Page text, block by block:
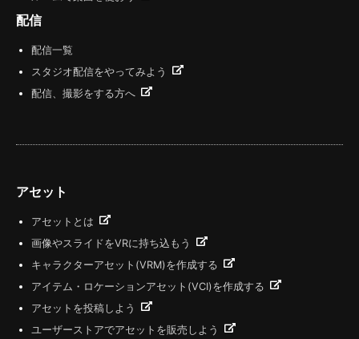
配信
配信一覧
スタジオ配信をやってみよう
配信、撮影をする方へ
アセット
アセットとは
画像やスライドをVRに持ち込もう
キャラクターアセット(VRM)を作成する
アイテム・ロケーションアセット(VCI)を作成する
アセットを投稿しよう
ユーザーストアでアセットを販売しよう